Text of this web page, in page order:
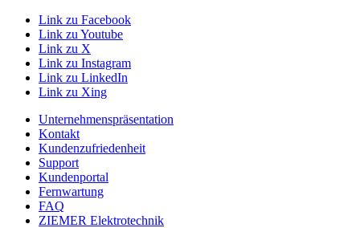
Link zu Facebook
Link zu Youtube
Link zu X
Link zu Instagram
Link zu LinkedIn
Link zu Xing
Unternehmenspräsentation
Kontakt
Kundenzufriedenheit
Support
Kundenportal
Fernwartung
FAQ
ZIEMER Elektrotechnik